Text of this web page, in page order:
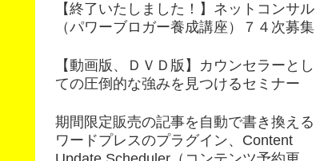
【終了いたしました！】ネットコンサル
（パワーブロガー養成講座）７４次募集
【動画版、ＤＶＤ版】カウンセラーとし
ての圧倒的な強みを見つけるセミナー
期間限定販売の記事を自動で書き換える
ワードプレスのプラグイン、Content